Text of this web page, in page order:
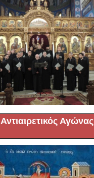
Αντιαιρετικός Αγώνας